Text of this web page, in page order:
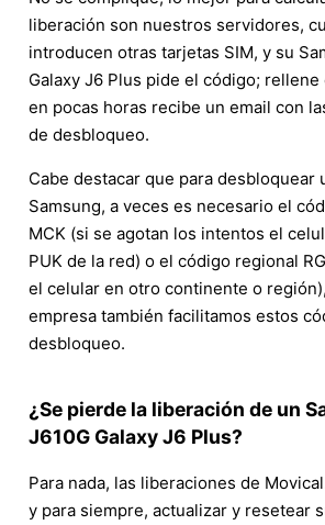
liberación son nuestros servidores,
introducen otras tarjetas SIM, y su
Galaxy J6 Plus pide el código;
en pocas horas recibe un email con
de desbloqueo.
Cabe destacar que para desbloquear
Samsung, a veces es necesario el
MCK (si se agotan los intentos el
PUK de la red) o el código regional
el celular en otro continente o
empresa también facilitamos estos
desbloqueo.
¿Se pierde la liberación de un
J610G Galaxy J6 Plus?
Para nada, las liberaciones de
y para siempre, actualizar y resetear